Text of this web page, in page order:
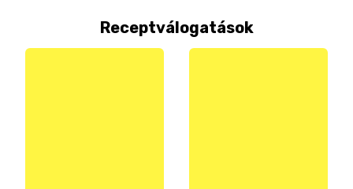
Receptválogatások